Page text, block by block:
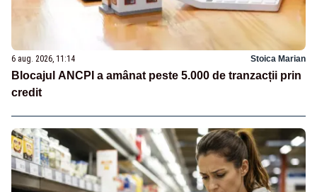
6 aug. 2026, 11:14 Stoica Marian
Blocajul ANCPI a amânat peste 5.000 de tranzacții prin
credit